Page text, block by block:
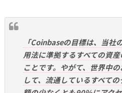
「Coinbaseの目標は、当社
用法に準拠するすべての資
ことです。やがて、世界中
して、流通しているすべて